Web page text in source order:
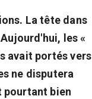
La tête dans
les «
avait portés vers
ne disputera
pourtant bien